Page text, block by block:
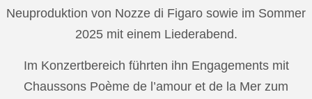
Neuproduktion von Nozze di Figaro sowie im Sommer
2025 mit einem Liederabend.
Im Konzertbereich führten ihn Engagements mit
Chaussons Poème de l’amour et de la Mer zum